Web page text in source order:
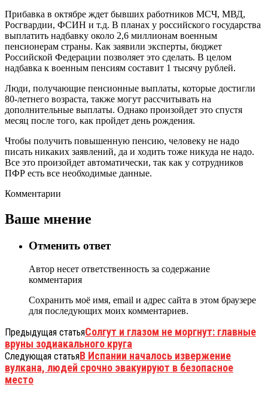
Прибавка в октябре ждет бывших работников МСЧ, МВД,
Росгвардии, ФСИН и т.д. В планах у российского государства
выплатить надбавку около 2,6 миллионам военным
пенсионерам страны. Как заявили эксперты, бюджет
Российской Федерации позволяет это сделать. В целом
надбавка к военным пенсиям составит 1 тысячу рублей.
Люди, получающие пенсионные выплаты, которые достигли
80-летнего возраста, также могут рассчитывать на
дополнительные выплаты. Однако произойдет это спустя
месяц после того, как пройдет день рождения.
Чтобы получить повышенную пенсию, человеку не надо
писать никаких заявлений, да и ходить тоже никуда не надо.
Все это произойдет автоматически, так как у сотрудников
ПФР есть все необходимые данные.
Комментарии
Ваше мнение
Отменить ответ
Автор несет ответственность за содержание
комментария
Сохранить моё имя, email и адрес сайта в этом браузере
для последующих моих комментариев.
Предыдущая статьяСолгут и глазом не моргнут: главные
вруны зодиакального круга
Следующая статьяВ Испании началось извержение
вулкана, людей срочно эвакуируют в безопасное
место